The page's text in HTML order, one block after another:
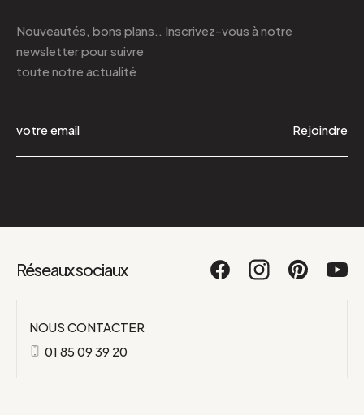
Nouveautés, bons plans.. Inscrivez-vous à notre
newsletterpour suivre
toute notre actualité
Rejoindre
Réseaux sociaux
NOUS CONTACTER
01 85 09 39 20